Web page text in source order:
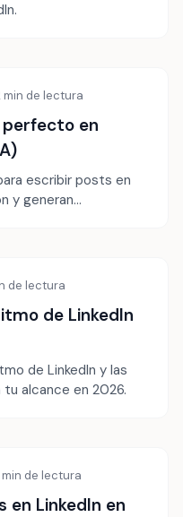
min de lectura
en
escribir posts en
y generan
de lectura
de LinkedIn
de LinkedIn y las
alcance en 2026.
min de lectura
en LinkedIn en